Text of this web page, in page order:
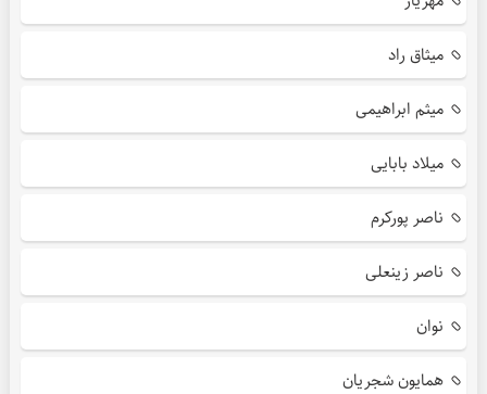
میثاق راد
میثم ابراهیمی
میلاد بابایی
ناصر پورکرم
ناصر زینعلی
نوان
همایون شجریان